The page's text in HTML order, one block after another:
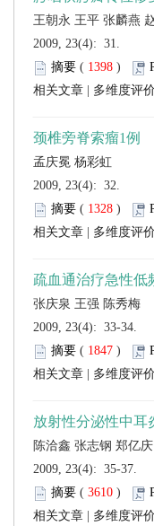
2009, 23(4): 31.
(
)
2009, 23(4): 32.
(
)
2009, 23(4): 33-34.
(
)
陈洽鑫 张志钢 郑亿庆
2009, 23(4): 35-37.
(
)